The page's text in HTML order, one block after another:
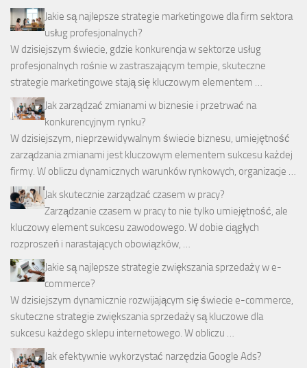
Jakie są najlepsze strategie marketingowe dla firm sektora
usług profesjonalnych?
W dzisiejszym świecie, gdzie konkurencja w sektorze usług
profesjonalnych rośnie w zastraszającym tempie, skuteczne
strategie marketingowe stają się kluczowym elementem …
Jak zarządzać zmianami w biznesie i przetrwać na
konkurencyjnym rynku?
W dzisiejszym, nieprzewidywalnym świecie biznesu, umiejętność
zarządzania zmianami jest kluczowym elementem sukcesu każdej
firmy. W obliczu dynamicznych warunków rynkowych, organizacje …
Jak skutecznie zarządzać czasem w pracy?
Zarządzanie czasem w pracy to nie tylko umiejętność, ale
kluczowy element sukcesu zawodowego. W dobie ciągłych
rozproszeń i narastających obowiązków, …
Jakie są najlepsze strategie zwiększania sprzedaży w e-
commerce?
W dzisiejszym dynamicznie rozwijającym się świecie e-commerce,
skuteczne strategie zwiększania sprzedaży są kluczowe dla
sukcesu każdego sklepu internetowego. W obliczu …
Jak efektywnie wykorzystać narzędzia Google Ads?